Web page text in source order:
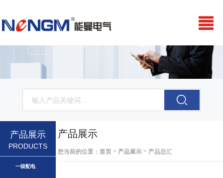
产品展示
PRODUCTS
一级配电
产品展示
您当前的位置：首页 > 产品展示 > 产品总汇